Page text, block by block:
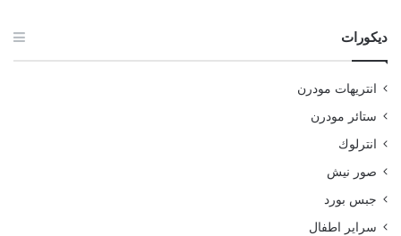
ديكورات
انتريهات مودرن
ستائر مودرن
انترلوك
صور نيش
جبس بورد
سراير اطفال